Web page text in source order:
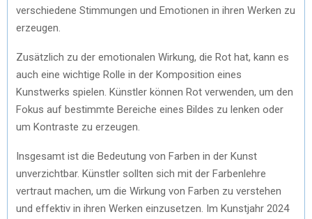
verschiedene Stimmungen und Emotionen in ihren Werken zu
erzeugen.
Zusätzlich zu der emotionalen Wirkung, die Rot hat, kann es
auch eine wichtige Rolle in der Komposition eines
Kunstwerks spielen. Künstler können Rot verwenden, um den
Fokus auf bestimmte Bereiche eines Bildes zu lenken oder
um Kontraste zu erzeugen.
Insgesamt ist die Bedeutung von Farben in der Kunst
unverzichtbar. Künstler sollten sich mit der Farbenlehre
vertraut machen, um die Wirkung von Farben zu verstehen
und effektiv in ihren Werken einzusetzen. Im Kunstjahr 2024